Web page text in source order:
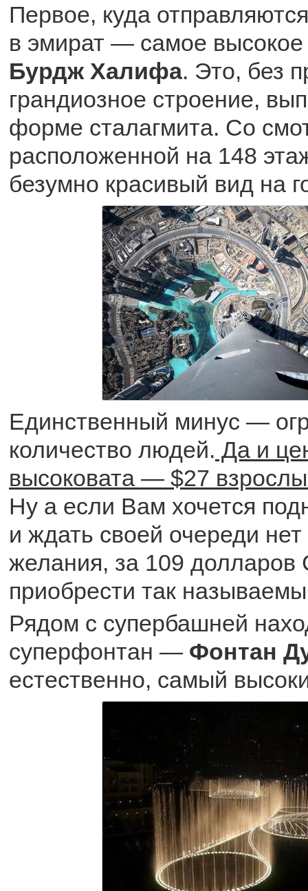
Первое, куда
в эмират — самое
Бурдж Халифа. Это, без
грандиозное строение,
форме сталагмита. Со
расположенной на 148
безумно красивый вид на
Единственный минус —
количество людей. Да и
высоковата — $27
Ну а если Вам хочется
и ждать своей очереди
желания, за 109
приобрести так
Рядом с супербашней
суперфонтан — Фонтан
естественно, самый